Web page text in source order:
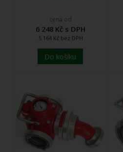
cena od
6 248 Kč s DPH
5 164 Kč bez DPH
Do košíku